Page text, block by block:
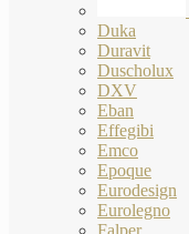
Duka
Duravit
Duscholux
DXV
Eban
Effegibi
Emco
Epoque
Eurodesign
Eurolegno